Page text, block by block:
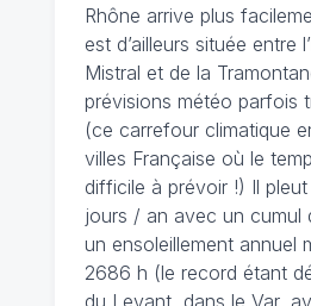
Rhône arrive plus
est d’ailleurs située entre
Mistral et de la
prévisions météo parfois
(ce carrefour climatique
villes Française où le
difficile à prévoir !) Il
jours / an avec un cumul
un ensoleillement annuel
2686 h (le record étant
du Levant, dans le Var,